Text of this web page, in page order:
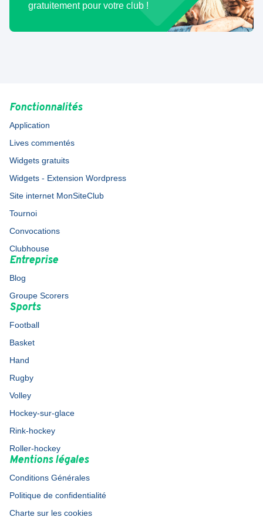
gratuitement pour votre club !
Fonctionnalités
Application
Lives commentés
Widgets gratuits
Widgets - Extension Wordpress
Site internet MonSiteClub
Tournoi
Convocations
Clubhouse
Entreprise
Blog
Groupe Scorers
Sports
Football
Basket
Hand
Rugby
Volley
Hockey-sur-glace
Rink-hockey
Roller-hockey
Mentions légales
Conditions Générales
Politique de confidentialité
Charte sur les cookies